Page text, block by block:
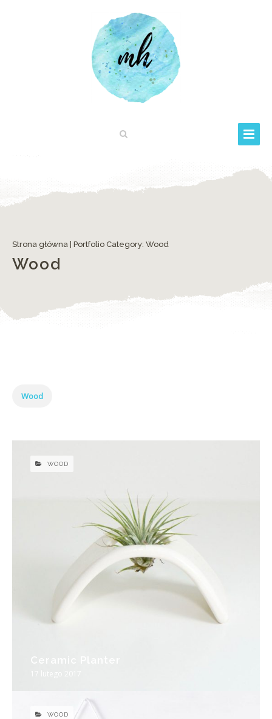
Strona główna | Portfolio Category: Wood
Wood
Wood
Ceramic Planter
WOOD
WOOD